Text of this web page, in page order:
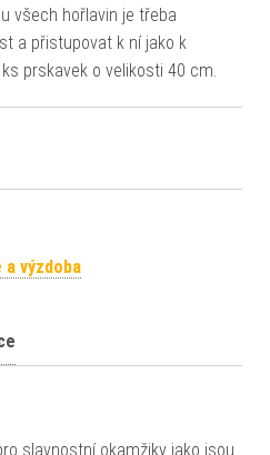
všech hořlavin je třeba
a přistupovat k ní jako k
prskavek o velikosti 40 cm.
a výzdoba
slavnostní okamžiky jako jsou